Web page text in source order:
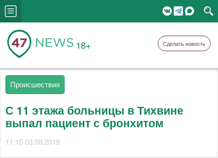
18+ Сделать новость
Происшествия
С 11 этажа больницы в Тихвине
выпал пациент с бронхитом
11:15 03.08.2018